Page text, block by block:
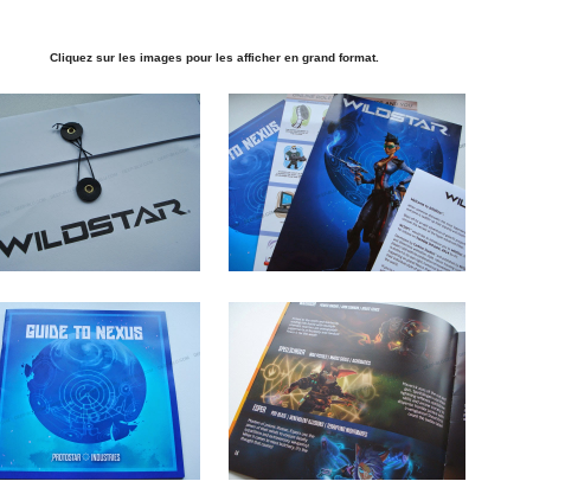
Cliquez sur les images pour les afficher en grand format.